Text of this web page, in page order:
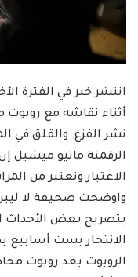
انتشر خبر في الفترة
أثناء نقاشه مع روبوت
نشر الفزع والقلق في
الرقمنة ماتيو ميشيل
الاعتبار وتعتبر من
واوضحت صحيفة لا ليبر
بتصريح بعض الأحداث
الانتحار بست أسابيع
الروبوت يعد روبوت